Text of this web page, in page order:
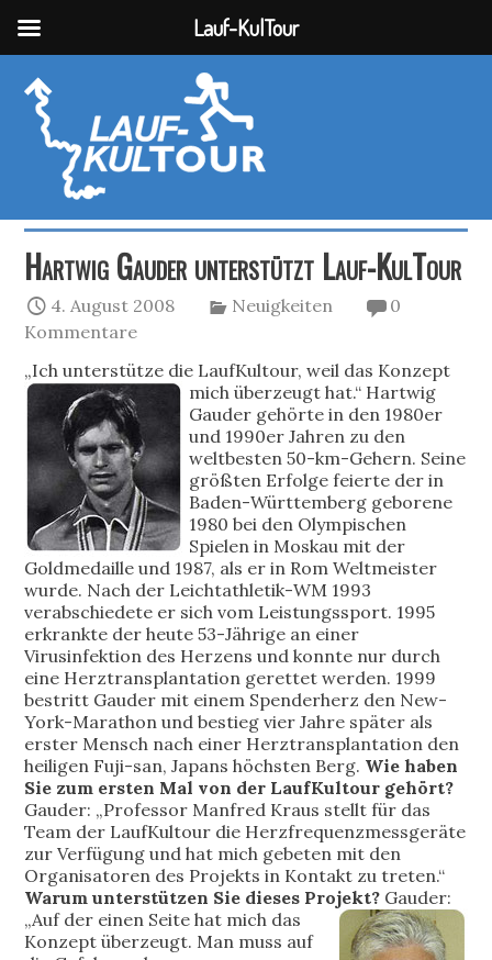
Hartwig Gauder unterstützt Lauf-KulTour
4. August 2008 Neuigkeiten
0
Kommentare
„Ich unterstütze die LaufKultour, weil das Konzept
mich überzeugt hat.“ Hartwig
Gauder gehörte in den 1980er
und 1990er Jahren zu den
weltbesten 50-km-Gehern. Seine
größten Erfolge feierte der in
Baden-Württemberg geborene
1980 bei den Olympischen
Spielen in Moskau mit der
Goldmedaille und 1987, als er in Rom Weltmeister
wurde. Nach der Leichtathletik-WM 1993
verabschiedete er sich vom Leistungssport. 1995
erkrankte der heute 53-Jährige an einer
Virusinfektion des Herzens und konnte nur durch
eine Herztransplantation gerettet werden. 1999
bestritt Gauder mit einem Spenderherz den New-
York-Marathon und bestieg vier Jahre später als
erster Mensch nach einer Herztransplantation den
heiligen Fuji-san, Japans höchsten Berg. Wie haben
Sie zum ersten Mal von der LaufKultour gehört?
Gauder: „Professor Manfred Kraus stellt für das
Team der LaufKultour die Herzfrequenzmessgeräte
zur Verfügung und hat mich gebeten mit den
Organisatoren des Projekts in Kontakt zu treten.“
Warum unterstützen Sie dieses Projekt? Gauder:
„Auf der einen Seite hat mich das
Konzept überzeugt. Man muss auf
Lauf-KulTour